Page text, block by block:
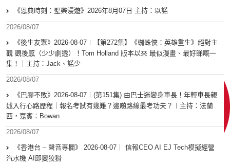
《恩典時刻：聖樂漫遊》2026年8月07日 主持：以諾
2026/08/07
《後生友聚》2026-08-07︱【第272集】《蜘蛛俠：英雄重生》絕對主
觀 觀後感（少少劇透）！Tom Holland 版本以來 最似漫畫、最好睇嘅一
集！｜主持：Jack、諾少
2026/08/07
《巴膠不敗》2026-08-07︱(第151集) 由巴士迷變身車長！年輕車長親
述入行心路歷程｜報名考試有幾難？邊啲路線最考功夫？︱主持：法蘭
西，嘉賓︰Bowan
2026/08/07
《香港台 – 聲音專欄》 2026-08-07｜ 信報CEO AI EJ Tech模擬經營
汽水機 AI即變狡猾